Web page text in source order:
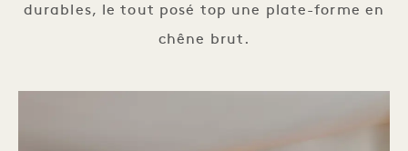
durables, le tout posé top une plate-forme en
chêne brut.